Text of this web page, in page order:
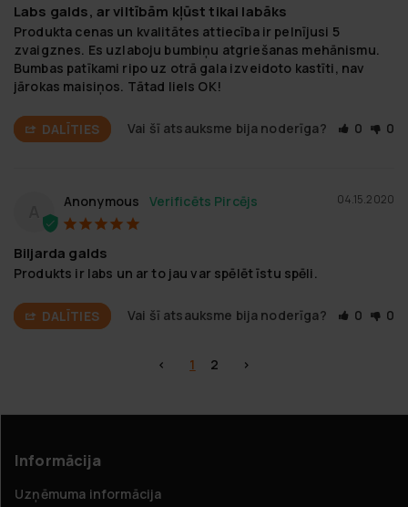
Labs galds, ar viltībām kļūst tikai labāks
Produkta cenas un kvalitātes attiecība ir pelnījusi 5
zvaigznes. Es uzlaboju bumbiņu atgriešanas mehānismu.
Bumbas patīkami ripo uz otrā gala izveidoto kastīti, nav
jārokas maisiņos. Tātad liels OK!
DALĪTIES Vai šī atsauksme bija noderīga? 0 0
04.15.2020
Anonymous
Biljarda galds
Produkts ir labs un ar to jau var spēlēt īstu spēli.
DALĪTIES Vai šī atsauksme bija noderīga? 0 0
< 1 2 >
Informācija
Uzņēmuma informācija